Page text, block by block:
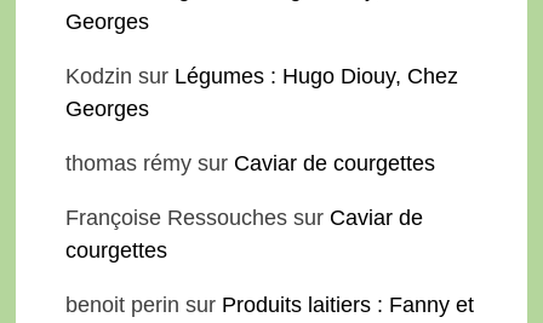
Georges
Kodzin sur Légumes : Hugo Diouy, Chez
Georges
thomas rémy sur Caviar de courgettes
Françoise Ressouches sur Caviar de
courgettes
benoit perin sur Produits laitiers : Fanny et